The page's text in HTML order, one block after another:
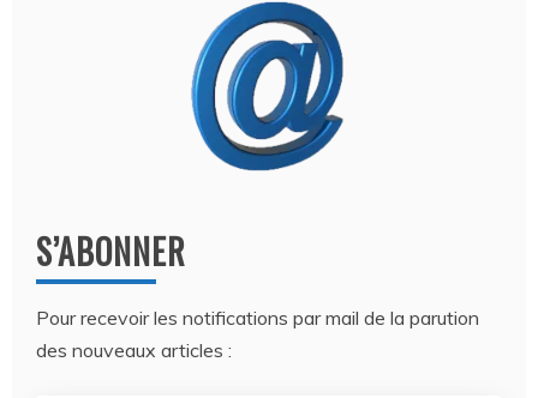
S’ABONNER
Pour recevoir les notifications par mail de la parution
des nouveaux articles :